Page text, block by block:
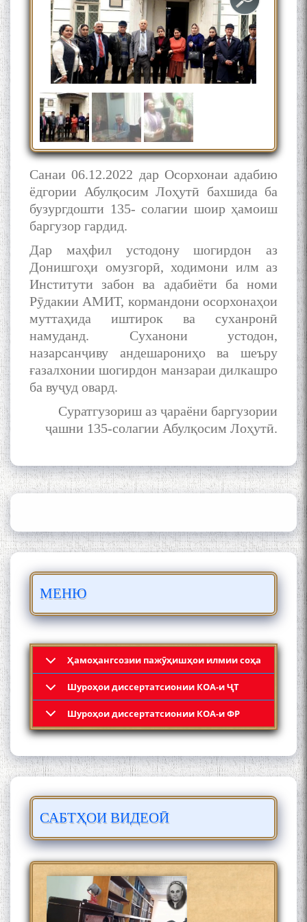
Санаи 06.12.2022 дар Осорхонаи адабию
ёдгории Абулқосим Лоҳутӣ бахшида ба
бузургдошти 135- солагии шоир ҳамоиш
баргузор гардид.
Дар маҳфил устодону шогирдон аз
Донишгоҳи омузгорӣ, ходимони илм аз
Институти забон ва адабиёти ба номи
Рӯдакии АМИТ, кормандони осорхонаҳои
муттаҳида иштирок ва суханронӣ
намуданд. Суханони устодон,
назарсанҷиву андешарониҳо ва шеъру
ғазалхонии шогирдон манзараи дилкашро
ба вуҷуд овард.
Суратгузориш аз ҷараёни баргузории
ҷашни 135-солагии Абулқосим Лоҳутӣ.
МЕНЮ
Ҳамоҳангсозии пажӯҳишҳои илмии соҳа
Шyроҳои диссертатсионии КОА-и ҶТ
Шyроҳои диссертатсионии КОА-и ФР
САБТҲОИ ВИДЕОӢ
Сухбати навқаламон бо
Муъмин Қаноат\Meeting of
young talents with Mumyin
Kanoat
poetry from Устод Мумин
Қаноат (Ustod Mumin Qanoat)
and Master Mehryar
Mehrafarin about the conflict
of the name of the Persian
Gulf
Сайри Дарвоз бо Мӯъмин
Қаноат: Чанор ҳам "гап"
мезанад
ШАРҲИ МУЛОҚОТ БО АҲЛИ
АКАДЕМИЯИ МИЛЛИИ
ИЛМҲОИ ТОҶИКИСТОН
БО 4 000 000 СОМОНӢ
МӮЪМИН ҚАНОАТ СОХТА
Кадамчо Худои Шарифзода
Сайре дар Осорхона
Муҳаммадҷон Раҳимӣ